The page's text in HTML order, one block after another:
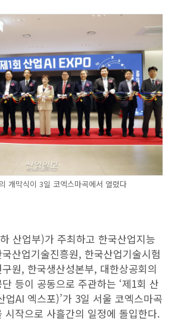
개막식이 3일 코엑스마곡에서 열렸다
산업부)가 주최하고 한국산업지능
산업기술진흥원, 한국산업기술시험
원, 한국생산성본부, 대한상공회의
등이 공동으로 주관하는 ‘제1회 산
업AI 엑스포)’가 3일 서울 코엑스마곡
시작으로 사흘간의 일정에 돌입한다.